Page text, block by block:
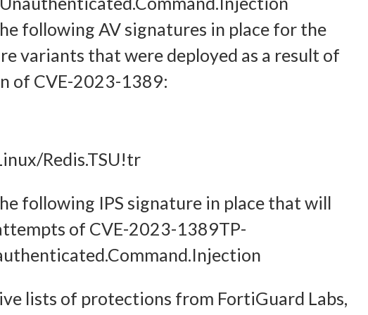
Gewährleistung der Sicherheit, Verhinderung und Aufdeckung von
Betrug und Fehlerbehebung, Bereitstellung und Anzeige von Werbung
und Inhalten, Ihre Entscheidungen zum Datenschutz speichern und
following AV signatures in place for the
variants that were deployed as a result of
of CVE-2023-1389:
Redis.TSU!tr
following IPS signature in place that will
of CVE-2023-1389TP-
lists of protections from FortiGuard Labs,